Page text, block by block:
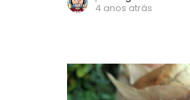
4 anos atrás